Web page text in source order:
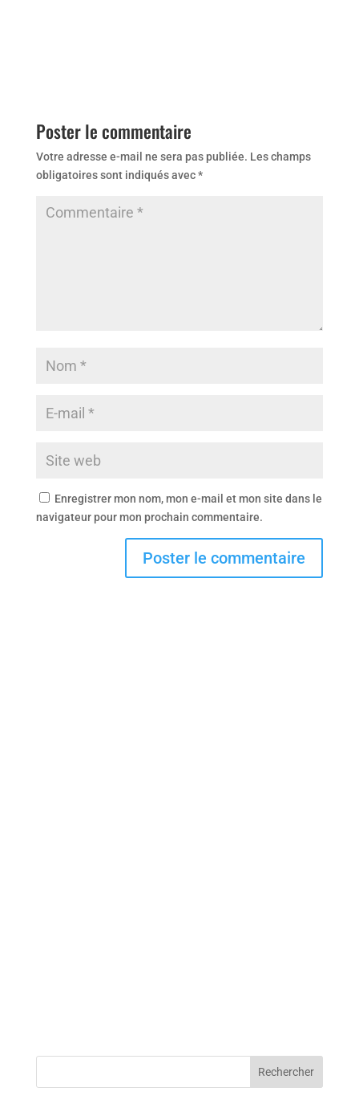
Poster le commentaire
Votre adresse e-mail ne sera pas publiée. Les champs
obligatoires sont indiqués avec*
Enregistrer mon nom, mon e-mail et mon site dans le
navigateur pour mon prochain commentaire.